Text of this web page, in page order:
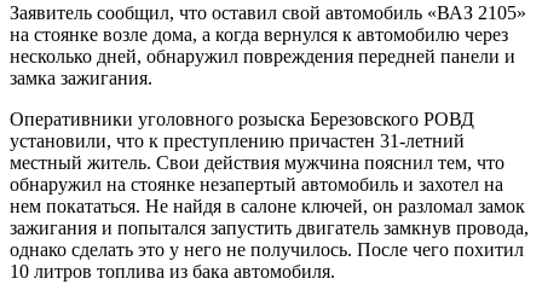
Заявитель сообщил, что оставил свой автомобиль «ВАЗ 2105»
на стоянке возле дома, а когда вернулся к автомобилю через
несколько дней, обнаружил повреждения передней панели и
замка зажигания.
Оперативники уголовного розыска Березовского РОВД
установили, что к преступлению причастен 31-летний
местный житель. Свои действия мужчина пояснил тем, что
обнаружил на стоянке незапертый автомобиль и захотел на
нем покататься. Не найдя в салоне ключей, он разломал замок
зажигания и попытался запустить двигатель замкнув провода,
однако сделать это у него не получилось. После чего похитил
10 литров топлива из бака автомобиля.